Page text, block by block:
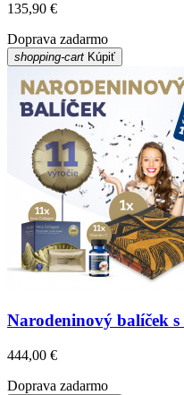
135,90 €
Doprava zadarmo
shopping-cart Kúpiť
Narodeninový balíček s
444,00 €
Doprava zadarmo